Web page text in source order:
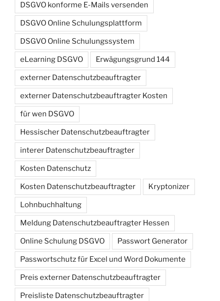
DSGVO konforme E-Mails versenden
DSGVO Online Schulungsplattform
DSGVO Online Schulungssystem
eLearning DSGVO Erwägungsgrund 144
externer Datenschutzbeauftragter
externer Datenschutzbeauftragter Kosten
für wen DSGVO
Hessischer Datenschutzbeauftragter
interer Datenschutzbeauftragter
Kosten Datenschutz
Kosten Datenschutzbeauftragter Kryptonizer
Lohnbuchhaltung
Meldung Datenschutzbeauftragter Hessen
Online Schulung DSGVO Passwort Generator
Passwortschutz für Excel und Word Dokumente
Preis externer Datenschutzbeauftragter
Preisliste Datenschutzbeauftragter